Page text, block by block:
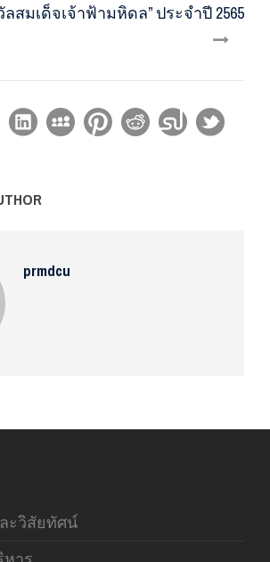
สมเด็จเจ้าฟ้ามหิดล” ประจำปี 2565
prmdcu
ะวิสัยทัศน์